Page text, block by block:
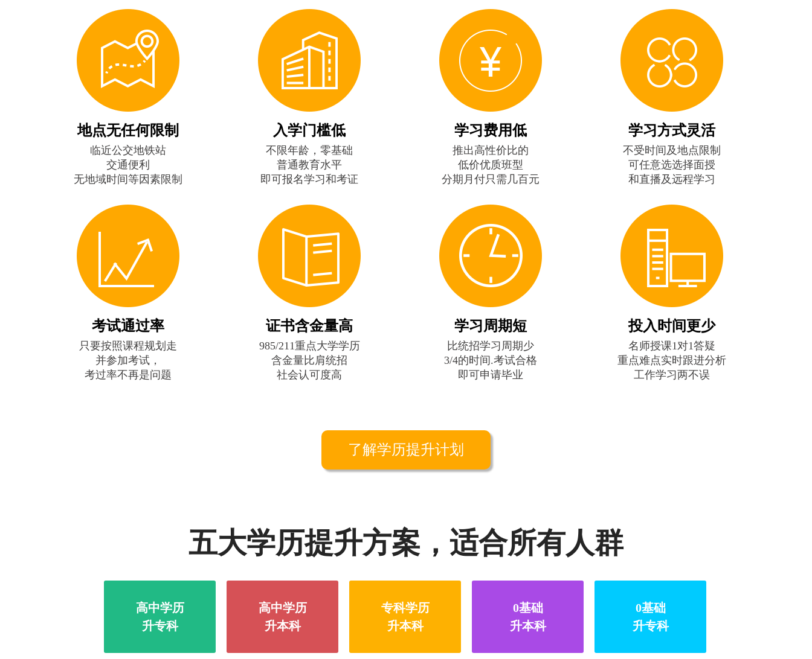
地点无任何限制
临近公交地铁站
交通便利
无地域时间等因素限制
入学门槛低
不限年龄，零基础
普通教育水平
即可报名学习和考证
学习费用低
推出高性价比的
低价优质班型
分期月付只需几百元
学习方式灵活
不受时间及地点限制
可任意选选择面授
和直播及远程学习
考试通过率
只要按照课程规划走
并参加考试，
考过率不再是问题
证书含金量高
985/211重点大学学历
含金量比肩统招
社会认可度高
学习周期短
比统招学习周期少
3/4的时间.考试合格
即可申请毕业
投入时间更少
名师授课1对1答疑
重点难点实时跟进分析
工作学习两不误
了解学历提升计划
五大学历提升方案，适合所有人群
高中学历
升专科
高中学历
升本科
专科学历
升本科
0基础
升本科
0基础
升专科